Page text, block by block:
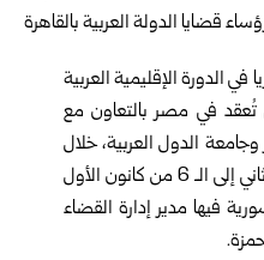
في الدورة الإقليمية العربية
تُعقد في مصر بالتعاون مع
الدول العربية، خلال
الفترة من الـ 30 من تشرين الثاني إلى الـ 6 من كانون الأول
فيها مدير إدارة القضاء